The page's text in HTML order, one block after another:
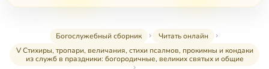
Богослужебный сборник
Читать онлайн
V Стихиры, тропари, величания, стихи псалмов, прокимны и кондаки
из служб в праздники: богородичные, великих святых и общие